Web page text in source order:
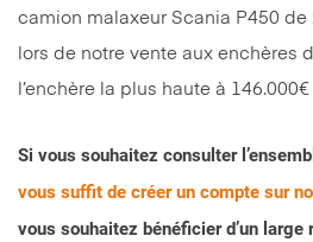
camion malaxeur Scania P450 de
lors de notre vente aux enchères
l’enchère la plus haute à 146.000€
Si vous souhaitez consulter
vous suffit de créer un compte sur
vous souhaitez bénéficier d’un large